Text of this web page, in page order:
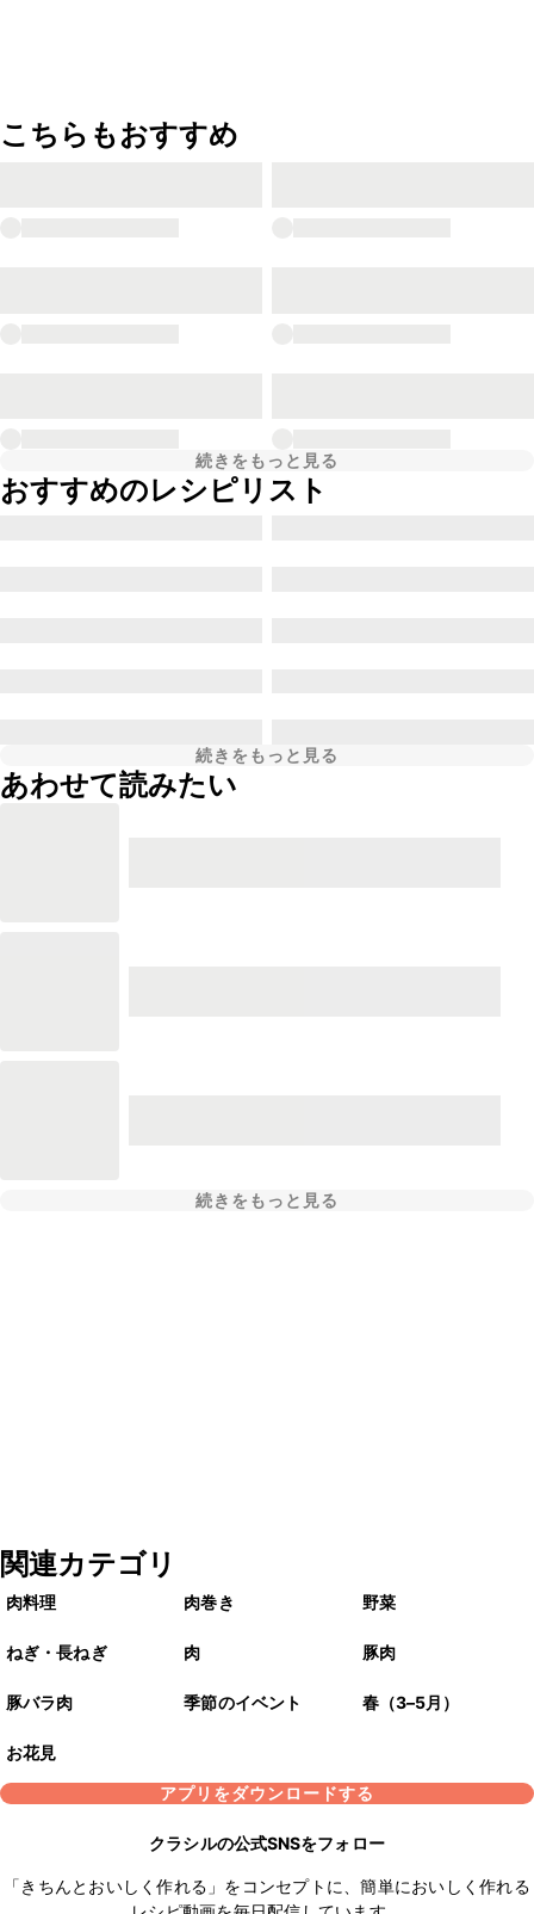
こちらもおすすめ
続きをもっと見る
おすすめのレシピリスト
続きをもっと見る
あわせて読みたい
続きをもっと見る
関連カテゴリ
肉料理 肉巻き 野菜
ねぎ・長ねぎ 肉 豚肉
豚バラ肉 季節のイベント 春（3–5月）
お花見
アプリをダウンロードする
クラシルの公式SNSをフォロー
「きちんとおいしく作れる」をコンセプトに、簡単においしく作れる